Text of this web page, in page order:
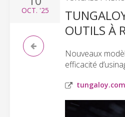
OCT. '25
OUTILS À
Nouveaux
efficacité
tungaloy.com